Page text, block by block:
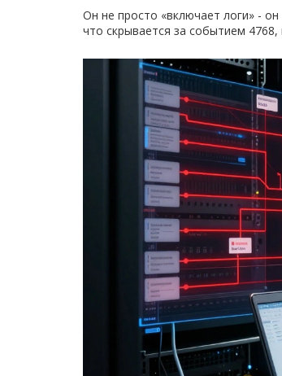
Он не просто «включает логи» -
что скрывается за событием